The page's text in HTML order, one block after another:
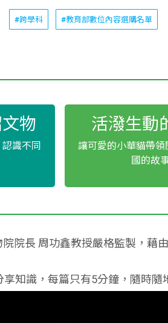
#跨學科 #教育部數位內容選購名單
物
識不同
活潑生動
讓可愛的小華貓帶
國的故
院長 周功鑫教授嚴格監製，藉
知識，每篇只有5分鐘，隨時隨